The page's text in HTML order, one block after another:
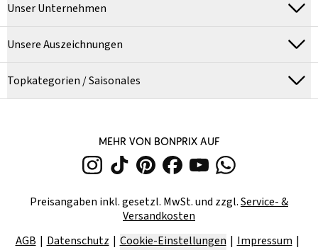
Unser Unternehmen
Unsere Auszeichnungen
Topkategorien / Saisonales
MEHR VON BONPRIX AUF
Preisangaben inkl. gesetzl. MwSt. und zzgl.Service- &
Versandkosten
AGB
Datenschutz Cookie-Einstellungen
Impressum